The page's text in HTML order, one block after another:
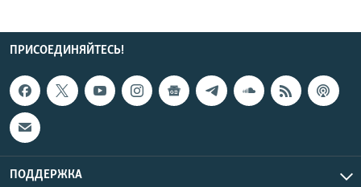
ПРИСОЕДИНЯЙТЕСЬ!
ПОДДЕРЖКА